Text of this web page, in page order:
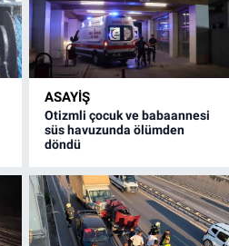
ASAYİŞ
Otizmli çocuk ve babaannesi
süs havuzunda ölümden
döndü